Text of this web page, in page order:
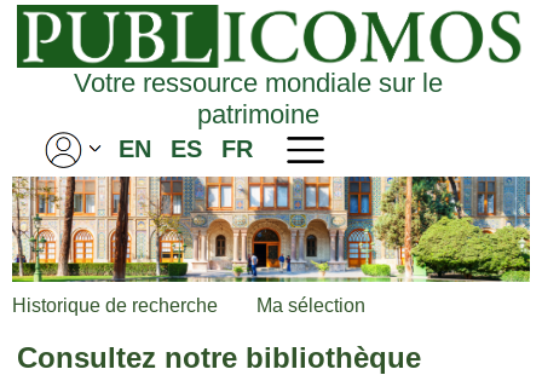
Votre ressource mondiale sur le
patrimoine
EN ES FR
Historique de recherche Ma sélection
Consultez notre bibliothèque